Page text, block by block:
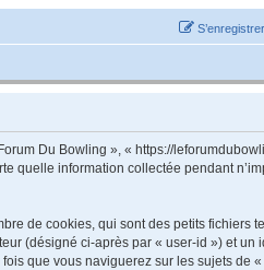
S’enregistrer
Du Bowling », « https://
quelle information collectée pendant
de cookies, qui sont des petits fichiers
(désigné ci-après par « user-id ») et un
que vous naviguerez sur les sujets de «